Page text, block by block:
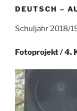
DEUTSCH –
Schuljahr 2018/
Fotoprojekt / 4.